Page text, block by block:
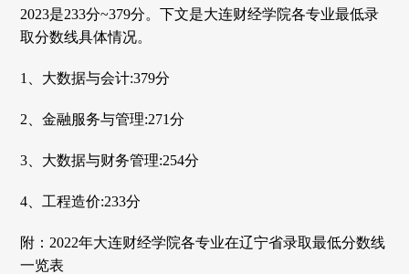
2023是233分~379分。下文是大连财经学院各专业最低录
取分数线具体情况。
1、大数据与会计:379分
2、金融服务与管理:271分
3、大数据与财务管理:254分
4、工程造价:233分
附：2022年大连财经学院各专业在辽宁省录取最低分数线
一览表